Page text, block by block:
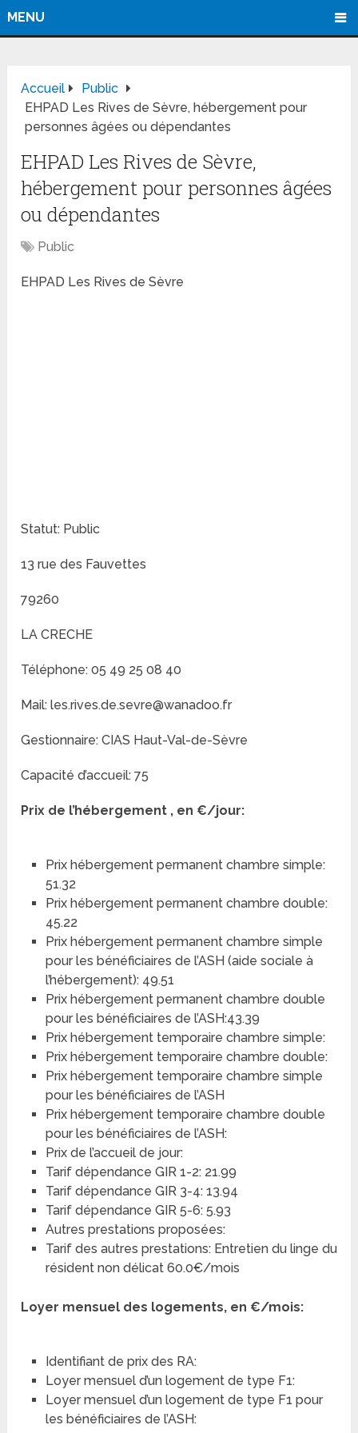
MENU
Accueil
Public
EHPAD Les Rives de Sèvre, hébergement pour
personnes âgées ou dépendantes
EHPAD Les Rives de Sèvre,
hébergement pour personnes âgées
ou dépendantes
Public
EHPAD Les Rives de Sèvre
Statut: Public
13 rue des Fauvettes
79260
LA CRECHE
Téléphone: 05 49 25 08 40
Mail: les.rives.de.sevre@wanadoo.fr
Gestionnaire: CIAS Haut-Val-de-Sèvre
Capacité d’accueil: 75
Prix de l’hébergement , en €/jour:
Prix hébergement permanent chambre simple:
51.32
Prix hébergement permanent chambre double:
45.22
Prix hébergement permanent chambre simple
pour les bénéficiaires de l’ASH (aide sociale à
l’hébergement): 49.51
Prix hébergement permanent chambre double
pour les bénéficiaires de l’ASH:43.39
Prix hébergement temporaire chambre simple:
Prix hébergement temporaire chambre double:
Prix hébergement temporaire chambre simple
pour les bénéficiaires de l’ASH
Prix hébergement temporaire chambre double
pour les bénéficiaires de l’ASH:
Prix de l’accueil de jour:
Tarif dépendance GIR 1-2: 21.99
Tarif dépendance GIR 3-4: 13.94
Tarif dépendance GIR 5-6: 5.93
Autres prestations proposées:
Tarif des autres prestations: Entretien du linge du
résident non délicat 60.0€/mois
Loyer mensuel des logements, en €/mois:
Identifiant de prix des RA:
Loyer mensuel d’un logement de type F1:
Loyer mensuel d’un logement de type F1 pour
les bénéficiaires de l’ASH: